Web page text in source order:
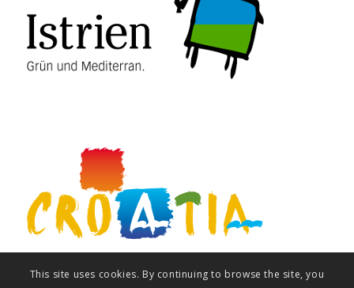
This site uses cookies. By continuing to browse the site, you